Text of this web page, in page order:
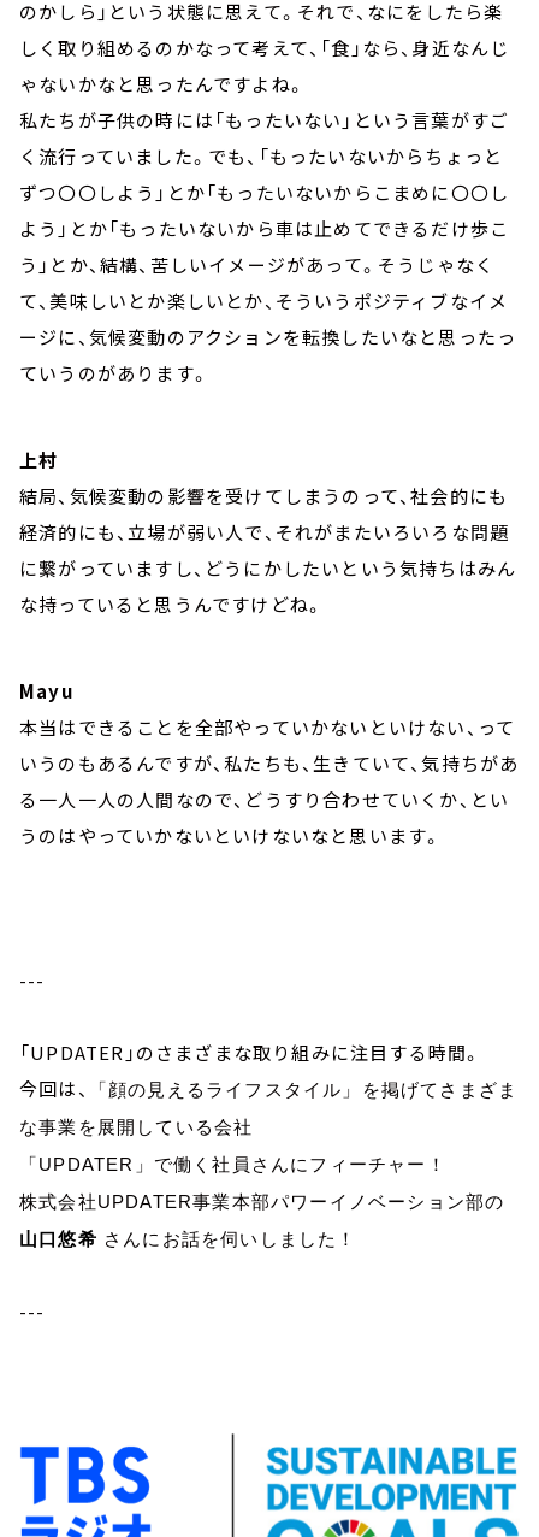
のかしら」という状態に思えて。それで、なにをしたら楽
しく取り組めるのかなって考えて、「食」なら、身近なんじ
ゃないかなと思ったんですよね。
私たちが子供の時には「もったいない」という言葉がすご
く流行っていました。でも、「もったいないからちょっと
ずつ〇〇しよう」とか「もったいないからこまめに〇〇し
よう」とか「もったいないから車は止めてできるだけ歩こ
う」とか、結構、苦しいイメージがあって。そうじゃなく
て、美味しいとか楽しいとか、そういうポジティブなイメ
ージに、気候変動のアクションを転換したいなと思ったっ
ていうのがあります。
上村
結局、気候変動の影響を受けてしまうのって、社会的にも
経済的にも、立場が弱い人で、それがまたいろいろな問題
に繋がっていますし、どうにかしたいという気持ちはみん
な持っていると思うんですけどね。
Mayu
本当はできることを全部やっていかないといけない、って
いうのもあるんですが、私たちも、生きていて、気持ちがあ
る一人一人の人間なので、どうすり合わせていくか、とい
うのはやっていかないといけないなと思います。
---
「UPDATER」のさまざまな取り組みに注目する時間。
今回は、
「顔の見えるライフスタイル」を掲げてさまざま
な事業を展開している会社
「UPDATER 」で働く社員さんにフィーチャー！
株式会社UPDATER事業本部パワーイノベーション部の
山口悠希 さんにお話を伺いしました！
---